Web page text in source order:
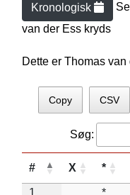
Kronologisk
van der Ess kryds
Dette er Thomas
Copy CSV
Søg:
# X *
1 *